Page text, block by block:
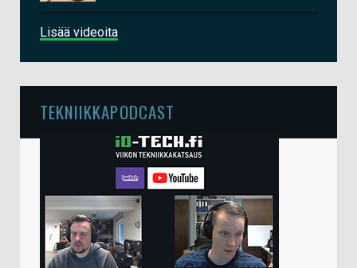
Lisää videoita
TEKNIIKKAPODCAST